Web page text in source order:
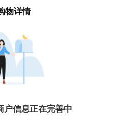
物详情
户信息正在完善中